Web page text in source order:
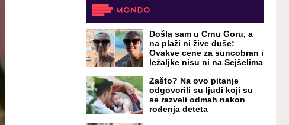
Došla sam u Crnu Goru, a
na plaži ni žive duše:
Ovakve cene za suncobran i
ležaljke nisu ni na Sejšelima
Zašto? Na ovo pitanje
odgovorili su ljudi koji su
se razveli odmah nakon
rođenja deteta